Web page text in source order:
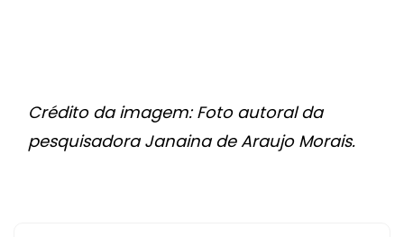
Crédito da imagem: Foto autoral da
pesquisadora Janaina de Araujo Morais.